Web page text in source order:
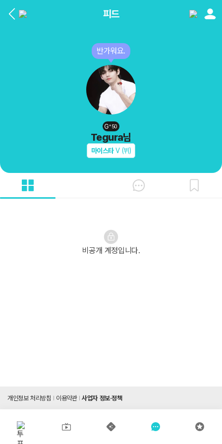
피드
반가워요.
50
Tegura님
마이스타V (뷔)
비공개 계정입니다.
개인정보 처리방침 이용약관 사업자 정보·정책